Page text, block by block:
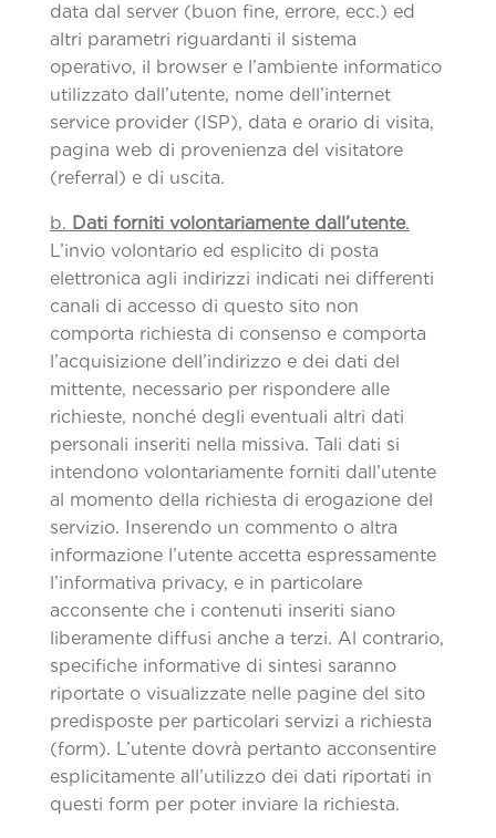
data dal server (buon fine, errore, ecc.) ed
altri parametri riguardanti il sistema
operativo, il browser e l’ambiente informatico
utilizzato dall’utente, nome dell’internet
service provider (ISP), data e orario di visita,
pagina web di provenienza del visitatore
(referral) e di uscita.
b. Dati forniti volontariamente dall’utente.
L’invio volontario ed esplicito di posta
elettronica agli indirizzi indicati nei differenti
canali di accesso di questo sito non
comporta richiesta di consenso e comporta
l’acquisizione dell’indirizzo e dei dati del
mittente, necessario per rispondere alle
richieste, nonché degli eventuali altri dati
personali inseriti nella missiva. Tali dati si
intendono volontariamente forniti dall’utente
al momento della richiesta di erogazione del
servizio. Inserendo un commento o altra
informazione l’utente accetta espressamente
l’informativa privacy, e in particolare
acconsente che i contenuti inseriti siano
liberamente diffusi anche a terzi. Al contrario,
specifiche informative di sintesi saranno
riportate o visualizzate nelle pagine del sito
predisposte per particolari servizi a richiesta
(form). L’utente dovrà pertanto acconsentire
esplicitamente all’utilizzo dei dati riportati in
questi form per poter inviare la richiesta.